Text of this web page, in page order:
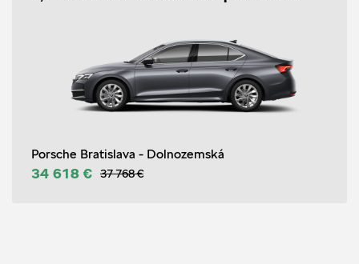
Porsche Bratislava - Dolnozemská
34 618 € 37 768 €